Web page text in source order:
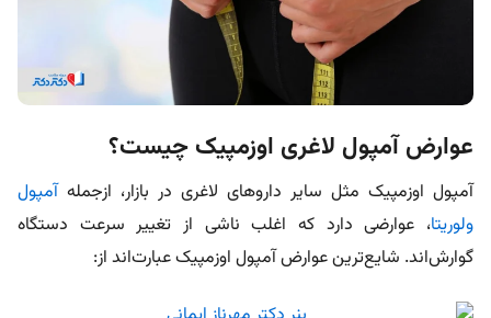
عوارض آمپول لاغری اوزمپیک چیست؟
آمپول اوزمپیک مثل سایر داروهای لاغری در بازار، ازجملهآمپول
ولوریتا، عوارضی دارد که اغلب ناشی از تغییر سرعت دستگاه
گوارش‌اند. شایع‌ترین عوارض آمپول اوزمپیک عبارت‌اند از: